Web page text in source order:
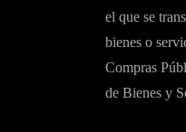
el que se
bienes o
Compras
de Bienes y